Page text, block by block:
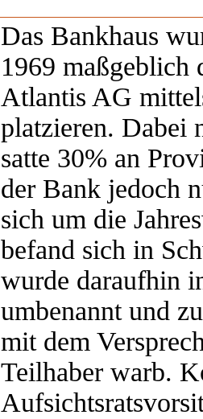
Das Bankhaus
1969 maßgeblich
Atlantis AG
platzieren. Dabei
satte 30% an
der Bank jedoch
sich um die
befand sich in
wurde daraufhin
umbenannt und
mit dem
Teilhaber warb.